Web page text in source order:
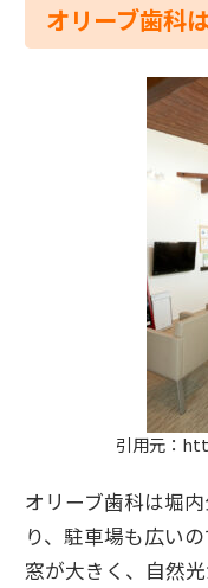
オリーブ歯科
引用元：
オリーブ歯科は堀
り、駐車場も広い
窓が大きく、自然